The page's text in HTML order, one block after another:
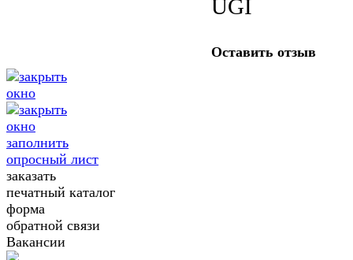
UGI
Оставить отзыв
заполнить
опросный лист
заказать
печатный каталог
форма
обратной связи
Вакансии